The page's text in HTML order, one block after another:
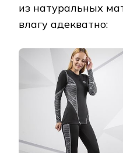
из натуральных
влагу адекватно: